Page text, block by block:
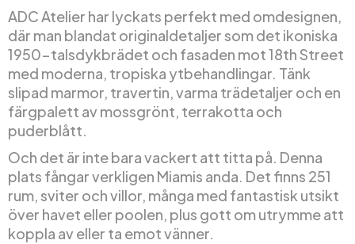
ADC Atelier har lyckats perfekt med omdesignen,
där man blandat originaldetaljer som det ikoniska
1950-talsdykbrädet och fasaden mot 18th Street
med moderna, tropiska ytbehandlingar. Tänk
slipad marmor, travertin, varma trädetaljer och en
färgpalett av mossgrönt, terrakotta och
puderblått.
Och det är inte bara vackert att titta på. Denna
plats fångar verkligen Miamis anda. Det finns 251
rum, sviter och villor, många med fantastisk utsikt
över havet eller poolen, plus gott om utrymme att
koppla av eller ta emot vänner.